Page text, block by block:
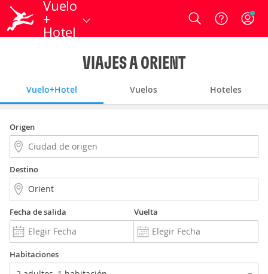
Vuelo
+
Hotel
Login
VIAJES A ORIENT
Vuelo+Hotel Vuelos Hoteles
Origen
Destino
Fecha de salida Vuelta
Habitaciones